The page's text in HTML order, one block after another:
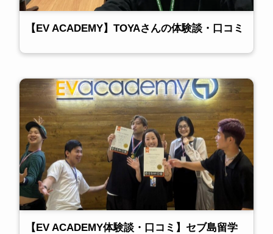
【EV ACADEMY】TOYAさんの体験談・口コミ
【EV ACADEMY体験談・口コミ】セブ島留学